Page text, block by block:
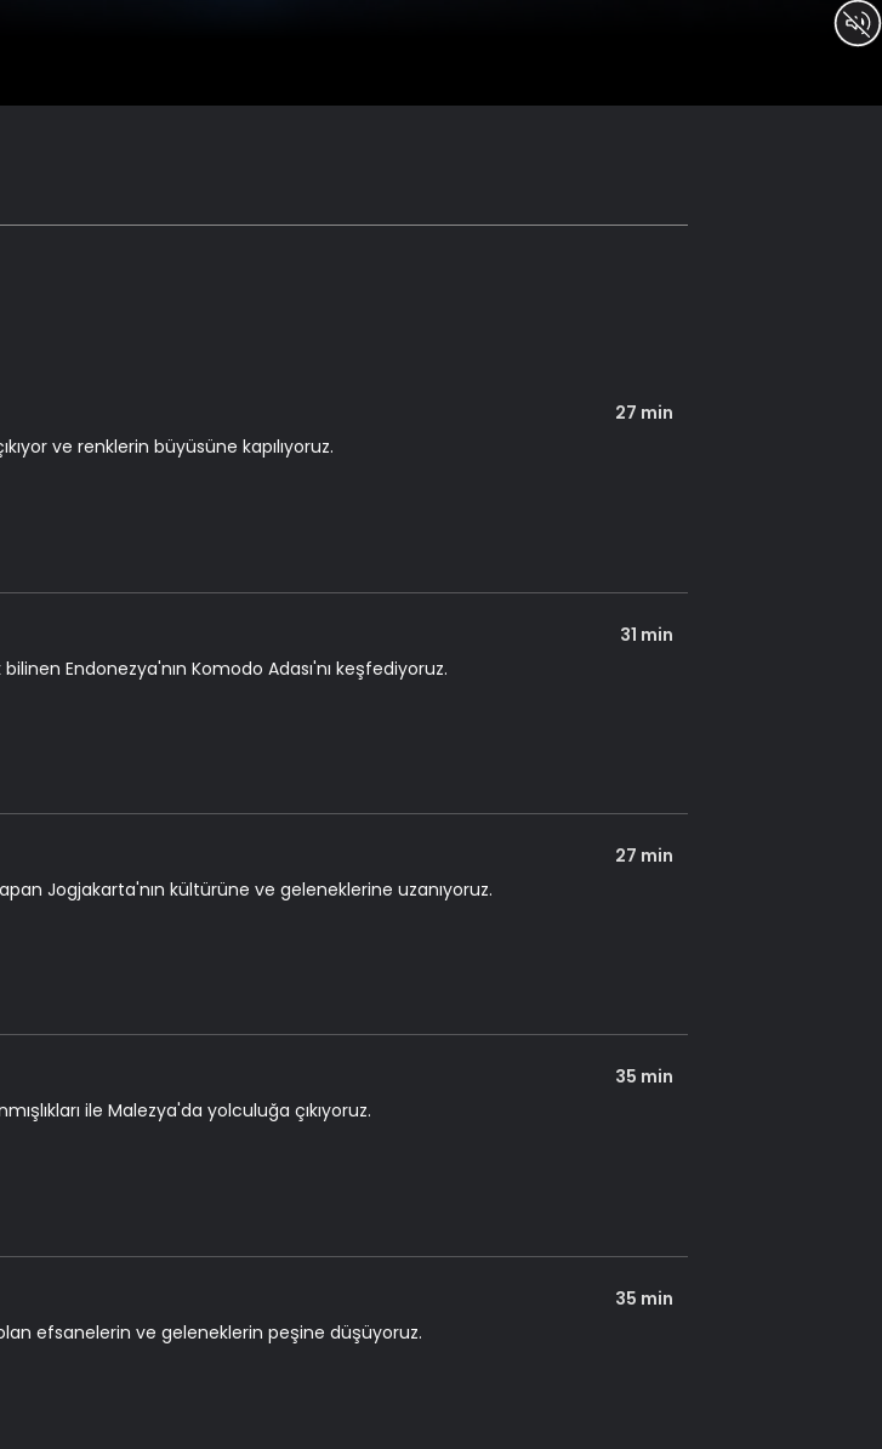
27 min
ve renklerin büyüsüne kapılıyoruz.
31 min
Endonezya'nın Komodo Adası'nı keşfediyoruz.
27 min
Jogjakarta'nın kültürüne ve geleneklerine uzanıyoruz.
35 min
ile Malezya'da yolculuğa çıkıyoruz.
35 min
efsanelerin ve geleneklerin peşine düşüyoruz.